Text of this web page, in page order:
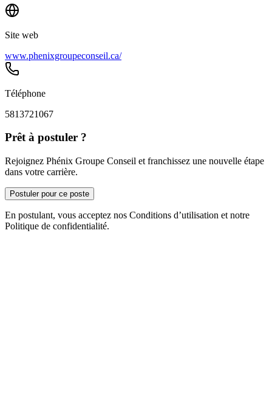
Site web
www.phenixgroupeconseil.ca/
Téléphone
5813721067
Prêt à postuler ?
Rejoignez Phénix Groupe Conseil et franchissez une nouvelle étape
dans votre carrière.
Postuler pour ce poste
En postulant, vous acceptez nos Conditions d’utilisation et notre
Politique de confidentialité.